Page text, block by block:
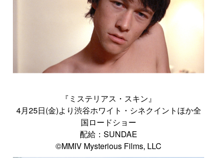
『ミステリアス・スキン』
4月25日(金)より渋谷ホワイト・シネクイントほか全
国ロードショー
配給：SUNDAE
©MMIV Mysterious Films, LLC